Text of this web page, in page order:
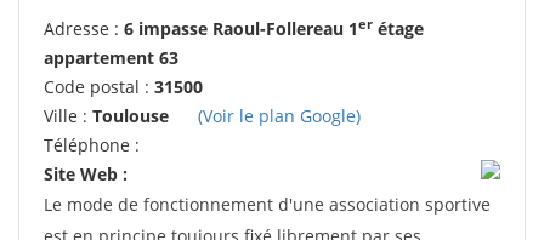
Adresse : 6 impasse Raoul-Follereau 1er étage
appartement 63
Code postal : 31500
Ville : Toulouse
(Voir le plan Google)
Téléphone :
Site Web :
Le mode de fonctionnement d'une association sportive